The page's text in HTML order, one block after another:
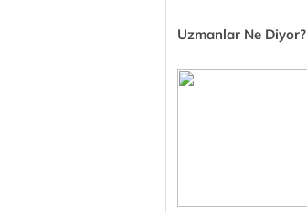
Uzmanlar Ne Diyor?